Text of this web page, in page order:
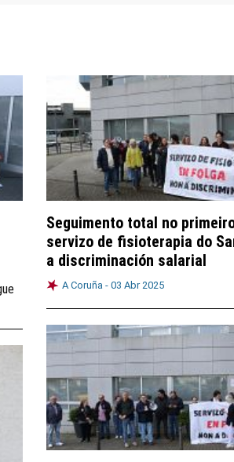
Seguimento total no
servizo de fisioterapia do
a discriminación salarial
A Coruña - 03 Abr 2025